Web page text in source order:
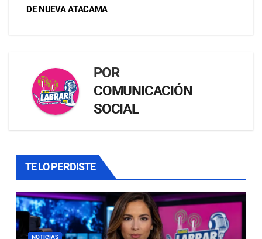
DE NUEVA ATACAMA
POR
COMUNICACIÓN
SOCIAL
TE LO PERDISTE
NOTICIAS